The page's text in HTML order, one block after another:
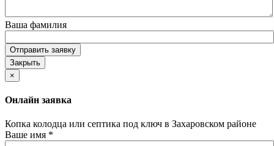
Ваша фамилия
Отправить заявку
Закрыть
×
Онлайн заявка
Копка колодца или септика под ключ в Захаровском районе
Ваше имя *